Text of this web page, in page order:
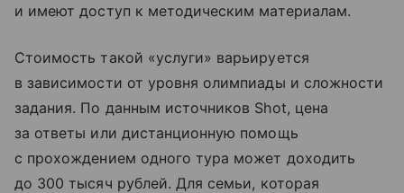
и имеют доступ к методическим материалам.
Стоимость такой «услуги» варьируется
в зависимости от уровня олимпиады и сложности
задания. По данным источников Shot, цена
за ответы или дистанционную помощь
с прохождением одного тура может доходить
до 300 тысяч рублей. Для семьи, которая